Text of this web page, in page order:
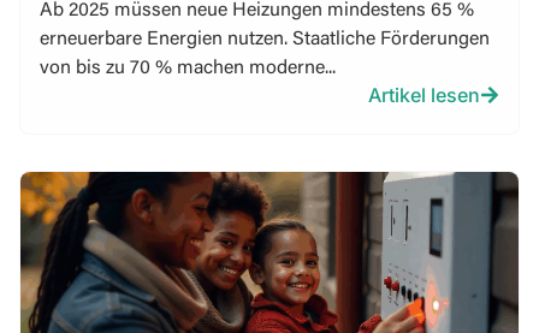
Ab 2025 müssen neue Heizungen mindestens 65 %
erneuerbare Energien nutzen. Staatliche Förderungen
von bis zu 70 % machen moderne...
Artikel lesen